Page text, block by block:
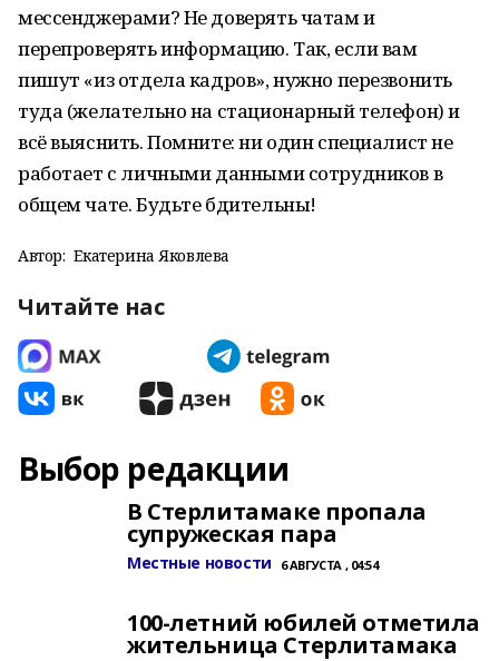
мессенджерами? Не доверять чатам и
перепроверять информацию. Так, если вам
пишут «из отдела кадров», нужно перезвонить
туда (желательно на стационарный телефон) и
всё выяснить. Помните: ни один специалист не
работает с личными данными сотрудников в
общем чате. Будьте бдительны!
Автор: Екатерина Яковлева
Читайте нас
Выбор редакции
В Стерлитамаке пропала
супружеская пара
Местные новости 6 АВГУСТА , 04:54
100-летний юбилей отметила
жительница Стерлитамака